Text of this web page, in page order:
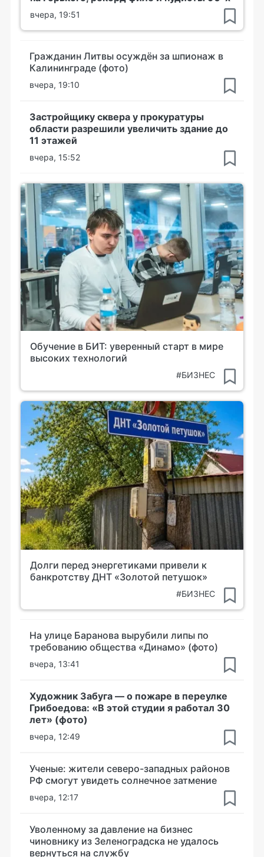
вчера, 19:51
Гражданин Литвы осуждён за шпионаж в
Калининграде (фото)
вчера, 19:10
Застройщику сквера у прокуратуры
области разрешили увеличить здание до
11 этажей
вчера, 15:52
Обучение в БИТ: уверенный старт в мире
высоких технологий
#БИЗНЕС
Долги перед энергетиками привели к
банкротству ДНТ «Золотой петушок»
#БИЗНЕС
На улице Баранова вырубили липы по
требованию общества «Динамо» (фото)
вчера, 13:41
Художник Забуга — о пожаре в переулке
Грибоедова: «В этой студии я работал 30
лет» (фото)
вчера, 12:49
Ученые: жители северо-западных районов
РФ смогут увидеть солнечное затмение
вчера, 12:17
Уволенному за давление на бизнес
чиновнику из Зеленоградска не удалось
вернуться на службу